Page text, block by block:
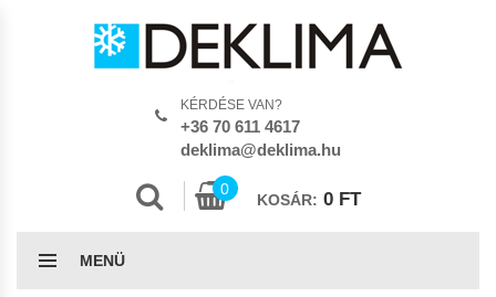
KÉRDÉSE VAN?
+36 70 611 4617
deklima@deklima.hu
0
KOSÁR: 0 FT
MENÜ